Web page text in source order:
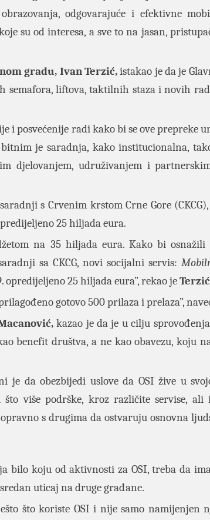
odgovarajuće i efektivne
su od interesa, a sve to na jasan,
gradu, Ivan Terzić,istakao je da je
semafora, liftova, taktilnih staza i novih
i posvećenije radi kako bi se ove prepreke
je saradnja, kako institucionalna,
djelovanjem, udruživanjem i
s Crvenim krstom Crne Gore
25 hiljada eura.
na 35 hiljada eura. Kako bi osnažili
sa CKCG, novi socijalni servis:
opredijeljeno 25 hiljada eura”, rekao je
gotovo 500 prilaza i prelaza”,
kazao je da je u cilju
benefit društva, a ne kao obavezu, koju
je da obezbijedi uslove da OSI žive u
više podrške, kroz različite servise,
s drugima da ostvaruju osnovna
bilo koju od aktivnosti za OSI, treba da
uticaj na druge građane.
što koriste OSI i nije samo namijenjen